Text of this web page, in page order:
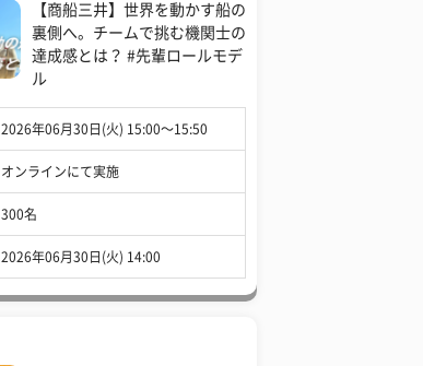
【商船三井】世界を動かす船の
裏側へ。チームで挑む機関士の
達成感とは？ #先輩ロールモデ
ル
2026年06月30日(火) 15:00〜15:50
オンラインにて実施
300名
2026年06月30日(火) 14:00